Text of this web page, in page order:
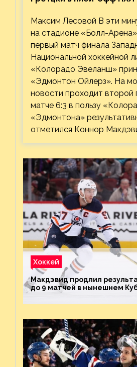
Максим Лесовой В эти
на стадионе «Болл-
первый матч финала
Национальной хоккейной
«Колорадо Эвеланш»
«Эдмонтон Ойлерз». На
новости проходит второй
матче 6:3 в пользу
«Эдмонтона»
отметился Коннор
Хоккей
Макдэвид продлил
до 9 матчей в нынешнем